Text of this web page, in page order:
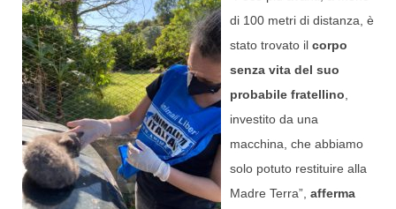
di 100 metri di distanza, è
stato trovato il corpo
senza vita del suo
probabile fratellino
investito da una
macchina, che abbiamo
solo potuto restituire alla
Madre Terra”, afferma